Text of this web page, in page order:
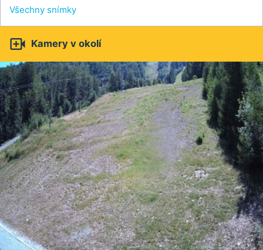
Všechny snímky
 Kamery v okolí